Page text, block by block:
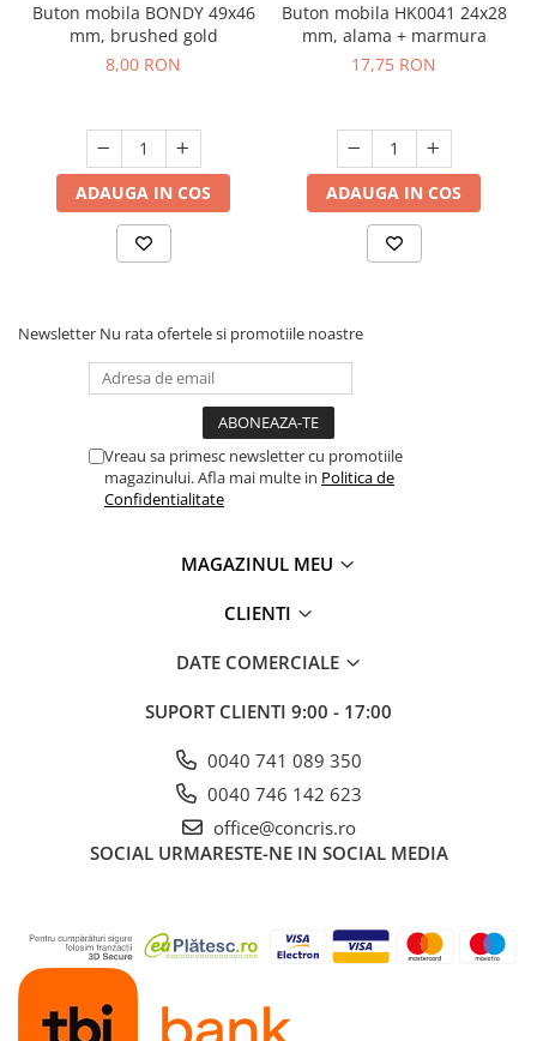
Buton mobila BONDY 49x46
mm, brushed gold
8,00 RON
ADAUGA IN COS
Buton mobila HK0041 24x28
mm, alama + marmura
17,75 RON
ADAUGA IN COS
Newsletter Nu rata ofertele si promotiile noastre
Vreau sa primesc newsletter cu promotiile
magazinului. Afla mai multe in Politica de
Confidentialitate
MAGAZINUL MEU
CLIENTI
DATE COMERCIALE
SUPORT CLIENTI 9:00 - 17:00
0040 741 089 350
0040 746 142 623
office@concris.ro
SOCIAL URMARESTE-NE IN SOCIAL MEDIA